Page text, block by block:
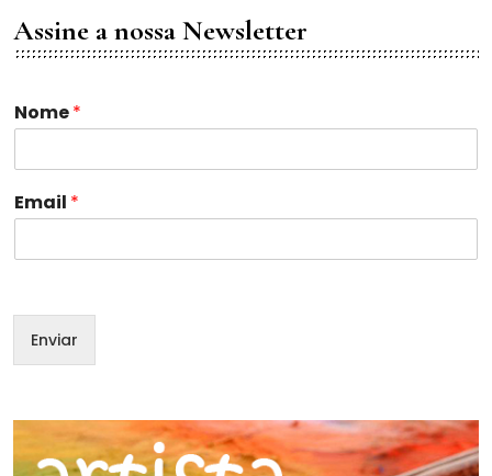
Assine a nossa Newsletter
N
o
e
o
e
Nome*
Email *
Enviar